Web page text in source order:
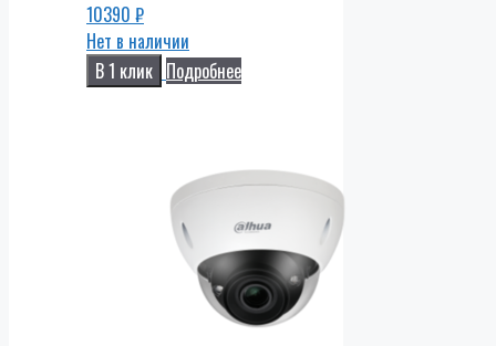
10390 ₽
Нет в наличии
В 1 клик Подробнее